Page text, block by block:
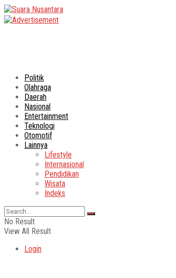
Politik
Olahraga
Daerah
Nasional
Entertainment
Teknologi
Otomotif
Lainnya
Lifestyle
Internasional
Pendidikan
Wisata
Indeks
No Result
View All Result
Login